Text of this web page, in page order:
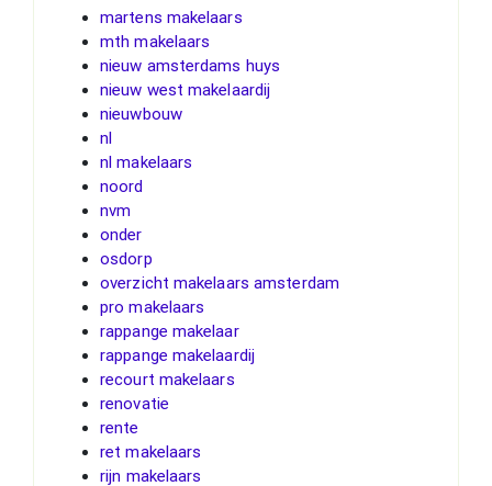
martens makelaars
mth makelaars
nieuw amsterdams huys
nieuw west makelaardij
nieuwbouw
nl
nl makelaars
noord
nvm
onder
osdorp
overzicht makelaars amsterdam
pro makelaars
rappange makelaar
rappange makelaardij
recourt makelaars
renovatie
rente
ret makelaars
rijn makelaars